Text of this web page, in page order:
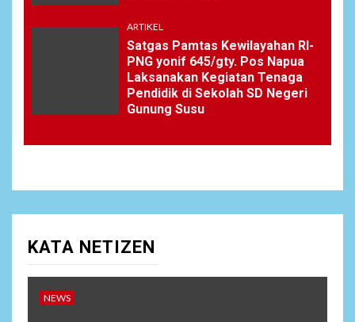
ARTIKEL
Satgas Pamtas Kewilayahan RI-
PNG yonif 645/gty. Pos Napua
Laksanakan Kegiatan Tenaga
Pendidik di Sekolah SD Negeri
Gunung Susu
KATA NETIZEN
NEWS